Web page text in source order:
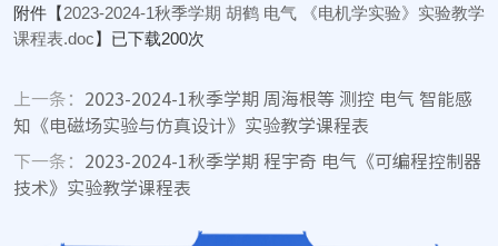
附件【2023-2024-1秋季学期 胡鹤 电气 《电机学实验》实验教学
课程表.doc】已下载200次
上一条： 2023-2024-1秋季学期 周海根等 测控 电气 智能感
知《电磁场实验与仿真设计》实验教学课程表
下一条： 2023-2024-1秋季学期 程宇奇 电气《可编程控制器
技术》实验教学课程表